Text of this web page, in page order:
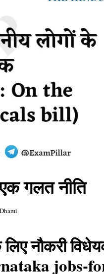
गलत नीति
लिए नौकरी
jobs-